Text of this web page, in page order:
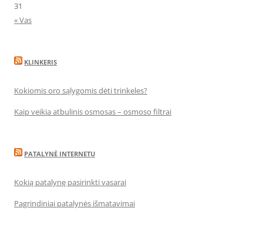
31
« Vas
KLINKERIS
Kokiomis oro sąlygomis dėti trinkeles?
Kaip veikia atbulinis osmosas – osmoso filtrai
PATALYNĖ INTERNETU
Kokią patalynę pasirinkti vasarai
Pagrindiniai patalynės išmatavimai